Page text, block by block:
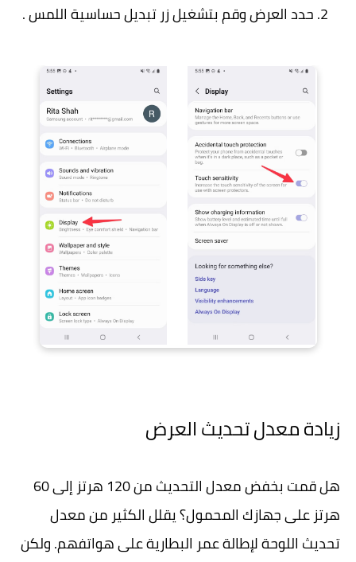
حدد العرض وقم بتشغيل زر تبديل حساسية اللمس .
زيادة معدل تحديث العرض
هل قمت بخفض معدل التحديث من 120 هرتز إلى 60
هرتز على جهازك المحمول؟ يقلل الكثير من معدل
تحديث اللوحة لإطالة عمر البطارية على هواتفهم. ولكن